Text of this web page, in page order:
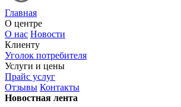
Главная
О центре
О нас Новости
Клиенту
Уголок потребителя
Услуги и цены
Прайс услуг
Отзывы Контакты
Новостная лента